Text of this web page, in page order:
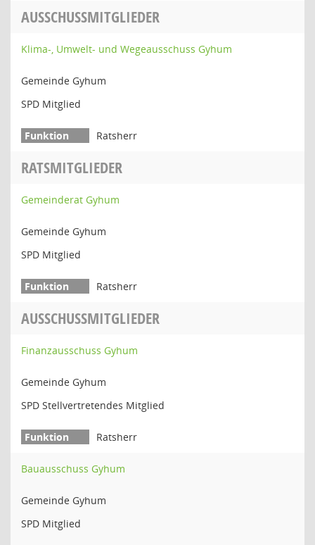
AUSSCHUSSMITGLIEDER
Klima-, Umwelt- und Wegeausschuss Gyhum
Gemeinde Gyhum
SPD Mitglied
Ratsherr
RATSMITGLIEDER
Gemeinderat Gyhum
Gemeinde Gyhum
SPD Mitglied
Ratsherr
AUSSCHUSSMITGLIEDER
Finanzausschuss Gyhum
Gemeinde Gyhum
SPD Stellvertretendes Mitglied
Ratsherr
Bauausschuss Gyhum
Gemeinde Gyhum
SPD Mitglied